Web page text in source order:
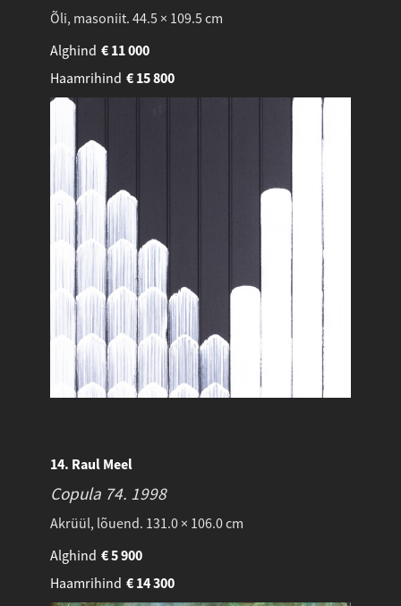
Õli, masoniit. 44.5 × 109.5 cm
Alghind
11 000
€
Haamrihind
15 800
€
14. Raul Meel
Copula 74. 1998
Akrüül, lõuend. 131.0 × 106.0 cm
Alghind
5 900
€
Haamrihind
14 300
€